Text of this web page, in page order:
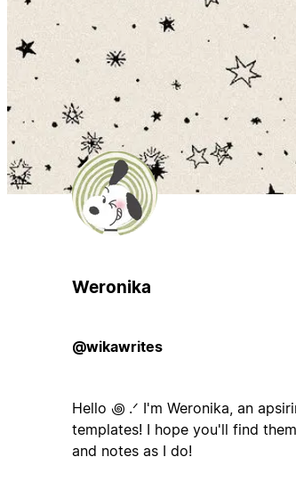
Weronika
@wikawrites
Hello ꩜ .ᐟ I'm Weronika, an
templates! I hope you'll find
and notes as I do!